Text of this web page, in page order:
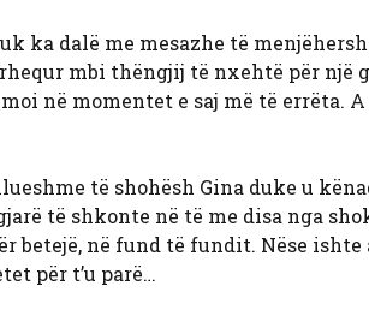
ka dalë me mesazhe të
mbi thëngjij të nxehtë për një
në momentet e saj më të errëta.
të shohësh Gina duke u
të shkonte në të me disa nga
betejë, në fund të fundit. Nëse
për t’u parë…